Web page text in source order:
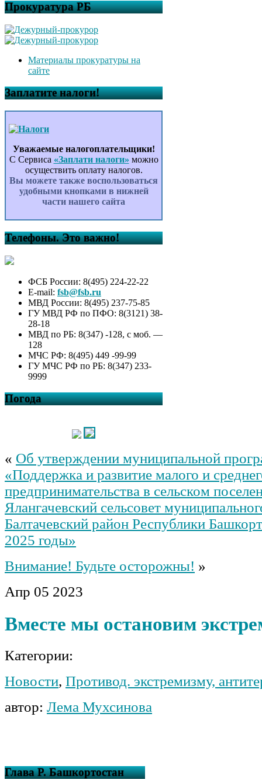
Прокуратура РБ
Материалы прокуратуры на
сайте
Заплатите налоги!
Уважаемые налогоплательщики!
С Сервиса «Заплати налоги» можно
осуществить оплату налогов.
Вы можете также воспользоваться
удобными кнопками в нижней
части нашего сайта
Телефоны. Это важно!
ФСБ России: 8(495) 224-22-22
E-mail: fsb@fsb.ru
МВД России: 8(495) 237-75-85
ГУ МВД РФ по ПФО: 8(3121) 38-
28-18
МВД по РБ: 8(347) -128, с моб. —
128
МЧС РФ: 8(495) 449 -99-99
ГУ МЧС РФ по РБ: 8(347) 233-
9999
Погода
« Об утверждении муниципальной
«Поддержка и развитие малого и
предпринимательства в сельском
Ялангачевский сельсовет
Балтачевский район Республики
2025 годы»
Внимание! Будьте осторожны! »
Апр 05 2023
Вместе мы остановим
Категории:
Новости, Противод. экстремизму,
автор: Лема Мухсинова
Глава Р. Башкортостан